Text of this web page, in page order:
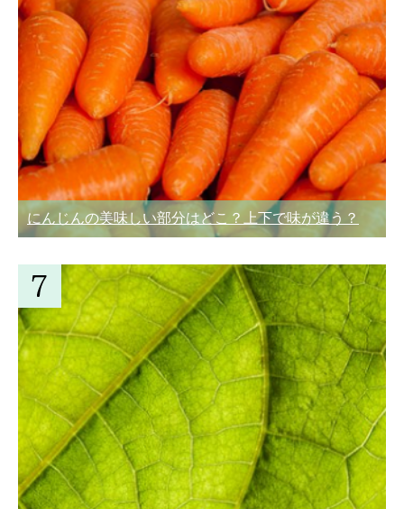
にんじんの美味しい部分はどこ？上下で味が違う？